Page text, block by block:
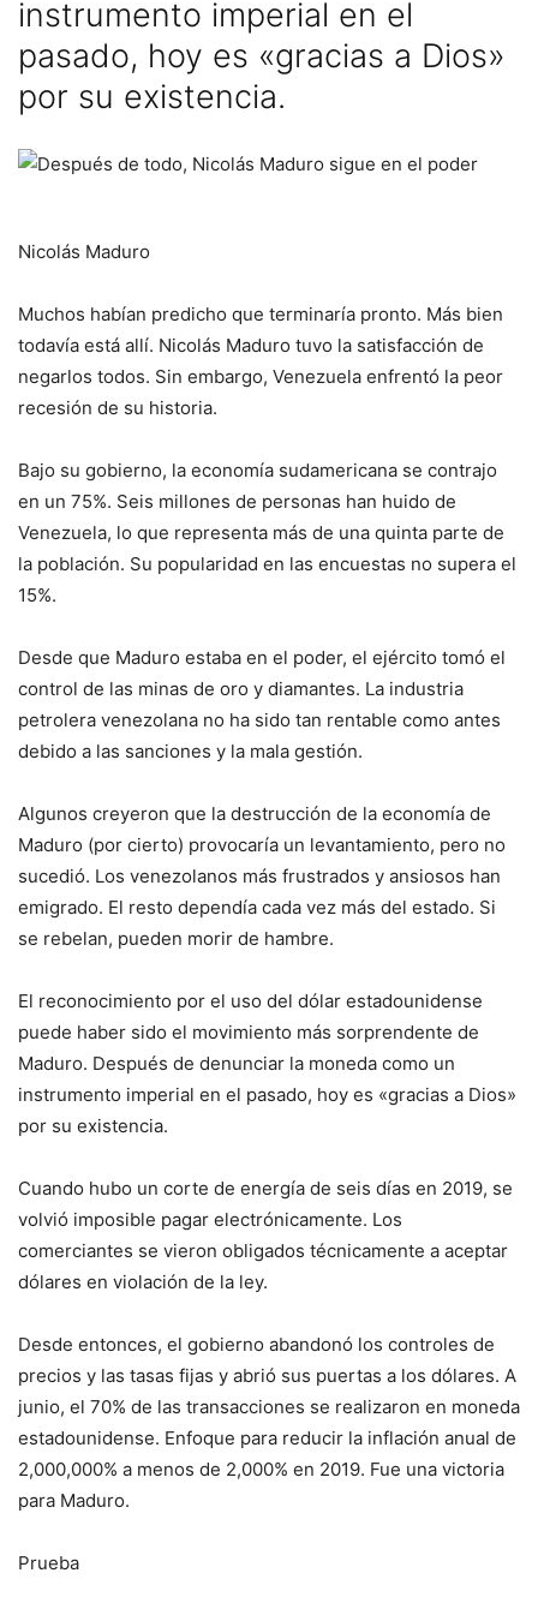
instrumento imperial en el
pasado, hoy es «gracias a Dios»
por su existencia.
Nicolás Maduro
Muchos habían predicho que terminaría pronto. Más bien
todavía está allí. Nicolás Maduro tuvo la satisfacción de
negarlos todos. Sin embargo, Venezuela enfrentó la peor
recesión de su historia.
Bajo su gobierno, la economía sudamericana se contrajo
en un 75%. Seis millones de personas han huido de
Venezuela, lo que representa más de una quinta parte de
la población. Su popularidad en las encuestas no supera el
15%.
Desde que Maduro estaba en el poder, el ejército tomó el
control de las minas de oro y diamantes. La industria
petrolera venezolana no ha sido tan rentable como antes
debido a las sanciones y la mala gestión.
Algunos creyeron que la destrucción de la economía de
Maduro (por cierto) provocaría un levantamiento, pero no
sucedió. Los venezolanos más frustrados y ansiosos han
emigrado. El resto dependía cada vez más del estado. Si
se rebelan, pueden morir de hambre.
El reconocimiento por el uso del dólar estadounidense
puede haber sido el movimiento más sorprendente de
Maduro. Después de denunciar la moneda como un
instrumento imperial en el pasado, hoy es «gracias a Dios»
por su existencia.
Cuando hubo un corte de energía de seis días en 2019, se
volvió imposible pagar electrónicamente. Los
comerciantes se vieron obligados técnicamente a aceptar
dólares en violación de la ley.
Desde entonces, el gobierno abandonó los controles de
precios y las tasas fijas y abrió sus puertas a los dólares. A
junio, el 70% de las transacciones se realizaron en moneda
estadounidense. Enfoque para reducir la inflación anual de
2,000,000% a menos de 2,000% en 2019. Fue una victoria
para Maduro.
Prueba